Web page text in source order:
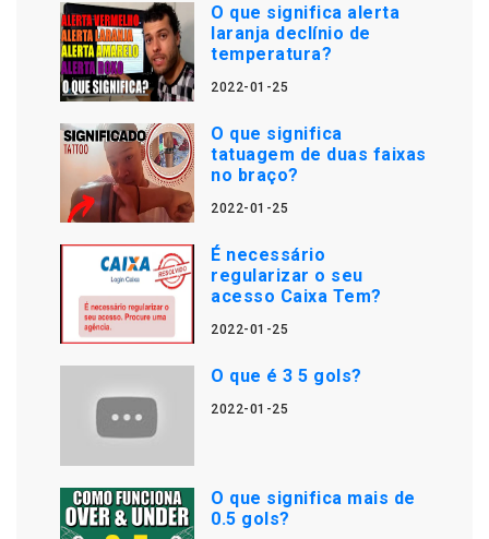
O que significa alerta
laranja declínio de
temperatura?
2022-01-25
O que significa
tatuagem de duas faixas
no braço?
2022-01-25
É necessário
regularizar o seu
acesso Caixa Tem?
2022-01-25
O que é 3 5 gols?
2022-01-25
O que significa mais de
0.5 gols?